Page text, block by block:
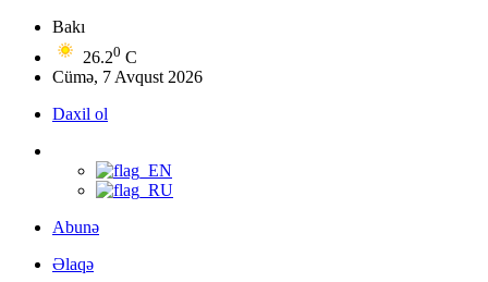
Bakı
26.20 C
Cümə, 7 Avqust 2026
Daxil ol
Abunə
Əlaqə